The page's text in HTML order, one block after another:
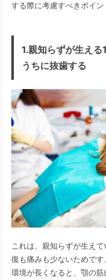
する際に考慮すべきポイン
1.親知らずが生え
うちに抜歯する
これは、親知らずが生えて
復も痛みも少ないためで
環境が長くなると、顎の